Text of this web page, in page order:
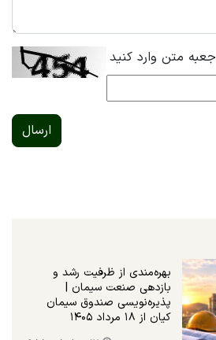
متن وارد کنید
ارسال
بهره‌مندی از ظرفیت رشد و
بازدهی صنعت سیمان |
پذیره‌نویسی صندوق سیمان
کیان از ۱۸ مرداد ۱۴۰۵